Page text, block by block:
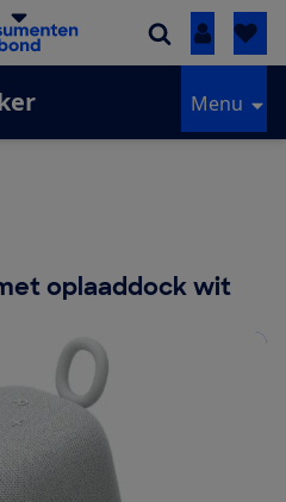
Inloggen
Menu
oplaaddock wit